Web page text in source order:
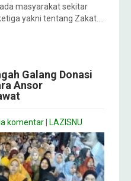
masyarakat sekitar
yakni tentang Zakat….
Galang Donasi
Ansor
komentar LAZISNU